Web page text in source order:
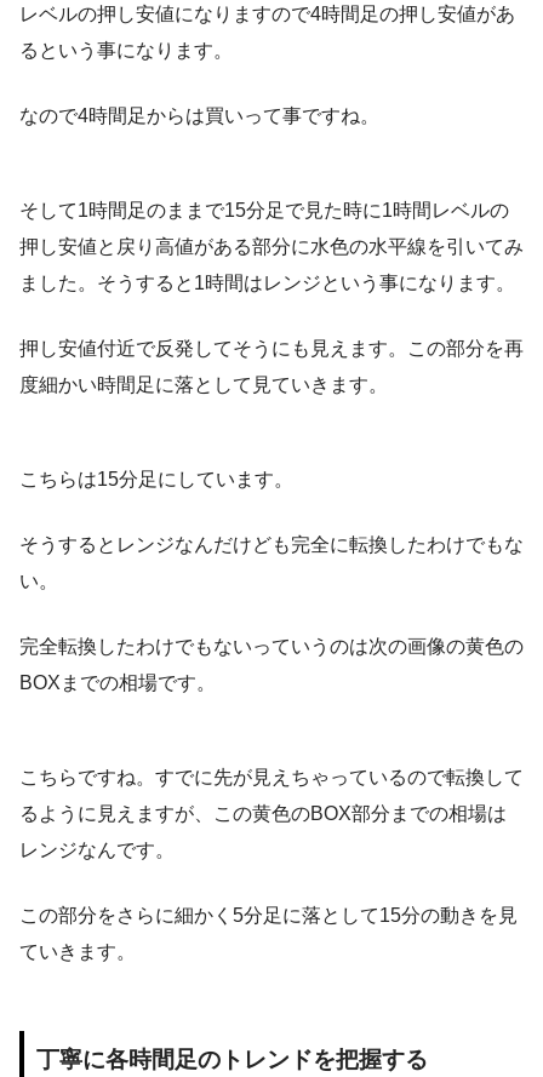
レベルの押し安値になりますので4時間足の押し安値があ
るという事になります。
なので4時間足からは買いって事ですね。
そして1時間足のままで15分足で見た時に1時間レベルの
押し安値と戻り高値がある部分に水色の水平線を引いてみ
ました。そうすると1時間はレンジという事になります。
押し安値付近で反発してそうにも見えます。この部分を再
度細かい時間足に落として見ていきます。
こちらは15分足にしています。
そうするとレンジなんだけども完全に転換したわけでもな
い。
完全転換したわけでもないっていうのは次の画像の黄色の
BOXまでの相場です。
こちらですね。すでに先が見えちゃっているので転換して
るように見えますが、この黄色のBOX部分までの相場は
レンジなんです。
この部分をさらに細かく5分足に落として15分の動きを見
ていきます。
丁寧に各時間足のトレンドを把握する